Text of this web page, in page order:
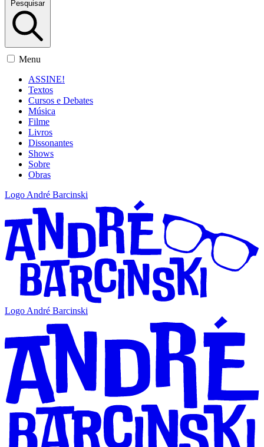
Pesquisar
Menu
ASSINE!
Textos
Cursos e Debates
Música
Filme
Livros
Dissonantes
Shows
Sobre
Obras
Logo André Barcinski
Logo André Barcinski